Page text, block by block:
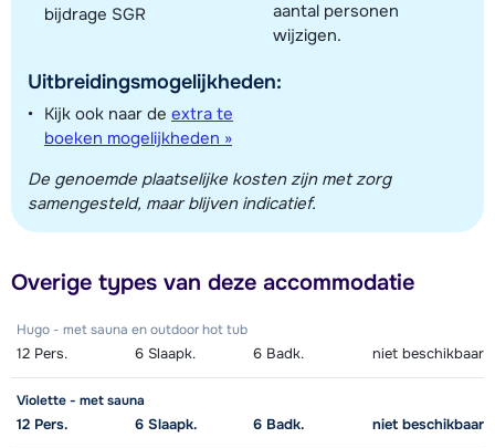
bijdrage SGR
Uitbreidingsmogelijkheden:
Kijk ook naar de extra te
boeken mogelijkheden »
aantal personen
wijzigen.
De genoemde plaatselijke kosten zijn met zorg
samengesteld, maar blijven indicatief.
Overige types van deze accommodatie
Hugo - met sauna en outdoor hot tub
12 Pers. 6 Slaapk. 6 Badk. niet beschikbaar
Violette - met sauna
12 Pers. 6 Slaapk. 6 Badk. niet beschikbaar